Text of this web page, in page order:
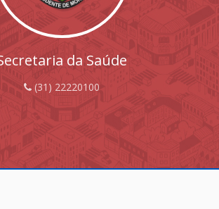
da Saúde
(31) 22220100